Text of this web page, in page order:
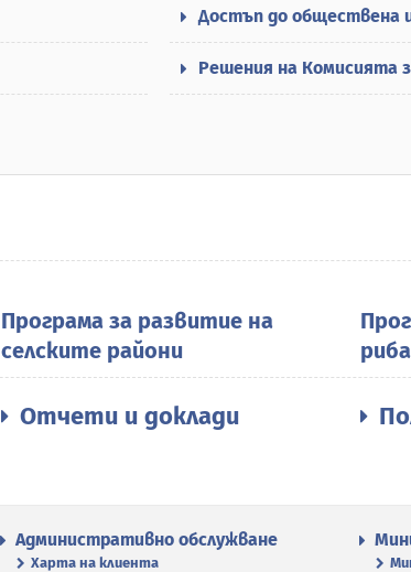
Достъп до обществена
Решения на Комисията
Програма за развитие на
селските райони
Отчети и доклади
Административно обслужване
Харта на клиента